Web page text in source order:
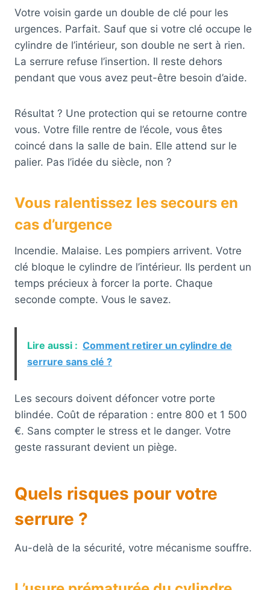
Votre voisin garde un double de clé pour les
urgences. Parfait. Sauf que si votre clé occupe le
cylindre de l’intérieur, son double ne sert à rien.
La serrure refuse l’insertion. Il reste dehors
pendant que vous avez peut-être besoin d’aide.
Résultat ? Une protection qui se retourne contre
vous. Votre fille rentre de l’école, vous êtes
coincé dans la salle de bain. Elle attend sur le
palier. Pas l’idée du siècle, non ?
Vous ralentissez les secours en
cas d’urgence
Incendie. Malaise. Les pompiers arrivent. Votre
clé bloque le cylindre de l’intérieur. Ils perdent un
temps précieux à forcer la porte. Chaque
seconde compte. Vous le savez.
Lire aussi : Comment retirer un cylindre de
serrure sans clé ?
Les secours doivent défoncer votre porte
blindée. Coût de réparation : entre 800 et 1 500
€. Sans compter le stress et le danger. Votre
geste rassurant devient un piège.
Quels risques pour votre
serrure ?
Au-delà de la sécurité, votre mécanisme souffre.